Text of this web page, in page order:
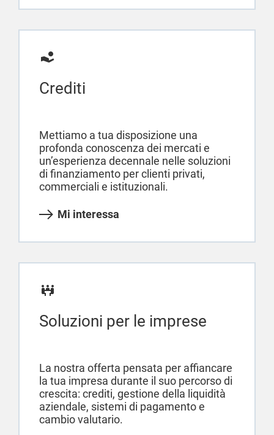
Crediti
Mettiamo a tua disposizione una
profonda conoscenza dei mercati e
un’esperienza decennale nelle soluzioni
di finanziamento per clienti privati,
commerciali e istituzionali.
Mi interessa
Soluzioni per le imprese
La nostra offerta pensata per affiancare
la tua impresa durante il suo percorso di
crescita: crediti, gestione della liquidità
aziendale, sistemi di pagamento e
cambio valutario.